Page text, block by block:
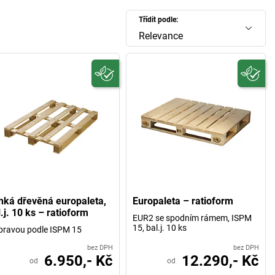
Třídit podle:
Relevance
dřevěná europaleta,
10 ks – ratioform
podle ISPM 15
bez DPH
od 6.950,- Kč
Europaleta – ratioform
EUR2 se spodním rámem, ISPM
15, bal.j. 10 ks
bez DPH
od 12.290,- Kč